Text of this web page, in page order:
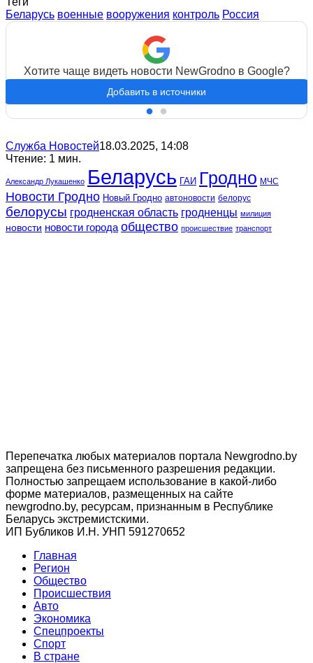
Беларусь военные вооружения контроль Россия
Хотите чаще видеть новости NewGrodno в Google?
Добавить в источники
Служба Новостей18.03.2025, 14:08
Чтение: 1 мин.
Александр Лукашенко Беларусь ГАИ Гродно МЧС
Новости Гродно Новый Гродно автоновости белорус
белорусы гродненская область гродненцы милиция
новости новости города общество происшествие транспорт
Перепечатка любых материалов портала Newgrodno.by
запрещена без письменного разрешения редакции.
Полностью запрещаем использование в какой-либо
форме материалов, размещенных на сайте
newgrodno.by, ресурсам, признанным в Республике
Беларусь экстремистскими.
ИП Бубликов И.Н. УНП 591270652
Главная
Регион
Общество
Происшествия
Авто
Экономика
Спецпроекты
Cпорт
В стране